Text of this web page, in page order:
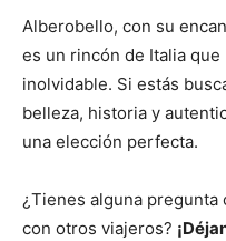
Alberobello, con su
es un rincón de Italia
inolvidable. Si estás
belleza, historia y
una elección perfecta.
¿Tienes alguna
con otros viajeros?